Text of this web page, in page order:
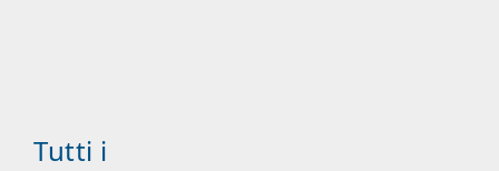
Tutti i